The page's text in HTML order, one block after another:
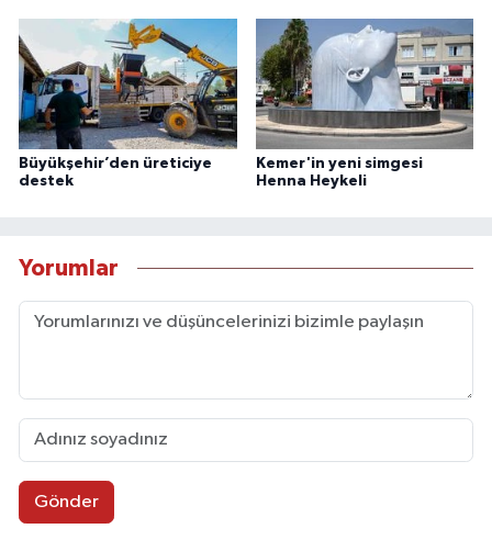
Büyükşehir’den üreticiye
destek
Kemer'in yeni simgesi
Henna Heykeli
Yorumlar
Gönder